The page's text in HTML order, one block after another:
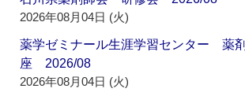
2026年08月04日 (火)
薬学ゼミナール生涯学習センター 薬
座 2026/08
2026年08月04日 (火)